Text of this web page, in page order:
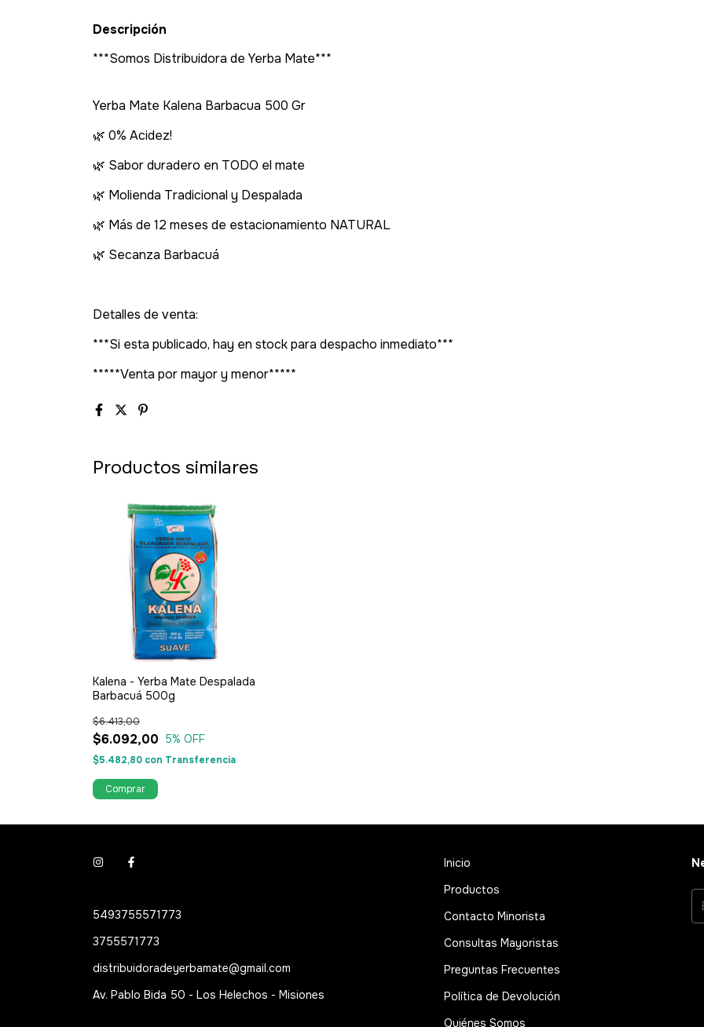
Descripción
***Somos Distribuidora de Yerba Mate***
Yerba Mate Kalena Barbacua 500 Gr
🌿 0% Acidez!
🌿 Sabor duradero en TODO el mate
🌿 Molienda Tradicional y Despalada
🌿 Más de 12 meses de estacionamiento NATURAL
🌿 Secanza Barbacuá
Detalles de venta:
***Si esta publicado, hay en stock para despacho inmediato***
*****Venta por mayor y menor*****
Productos similares
Kalena - Yerba Mate Despalada
Barbacuá 500g
$6.092,00
$6.413,00
5% OFF
$5.482,80 con Transferencia
5493755571773
3755571773
distribuidoradeyerbamate@gmail.com
Av. Pablo Bida 50 - Los Helechos - Misiones
Inicio
Productos
Contacto Minorista
Consultas Mayoristas
Preguntas Frecuentes
Política de Devolución
Quiénes Somos